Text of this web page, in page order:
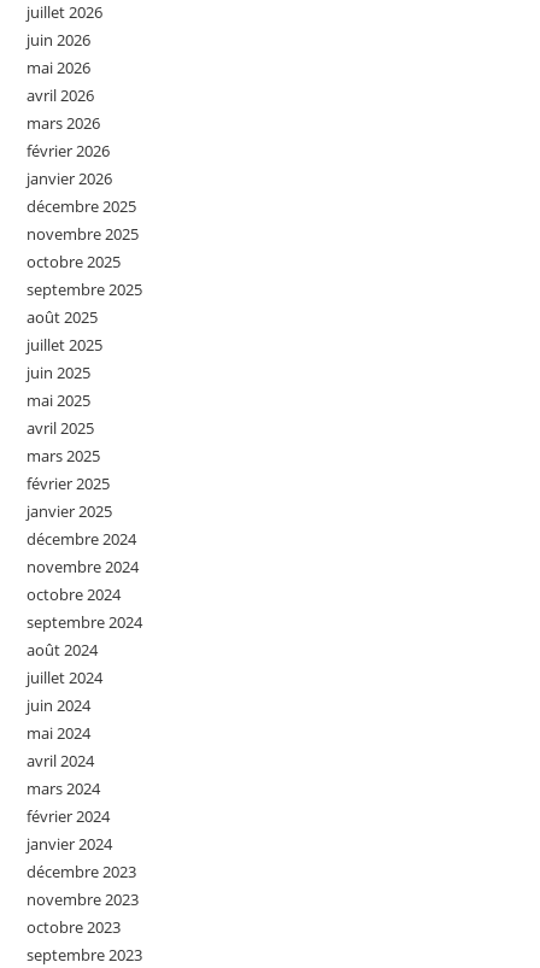
juillet 2026
juin 2026
mai 2026
avril 2026
mars 2026
février 2026
janvier 2026
décembre 2025
novembre 2025
octobre 2025
septembre 2025
août 2025
juillet 2025
juin 2025
mai 2025
avril 2025
mars 2025
février 2025
janvier 2025
décembre 2024
novembre 2024
octobre 2024
septembre 2024
août 2024
juillet 2024
juin 2024
mai 2024
avril 2024
mars 2024
février 2024
janvier 2024
décembre 2023
novembre 2023
octobre 2023
septembre 2023